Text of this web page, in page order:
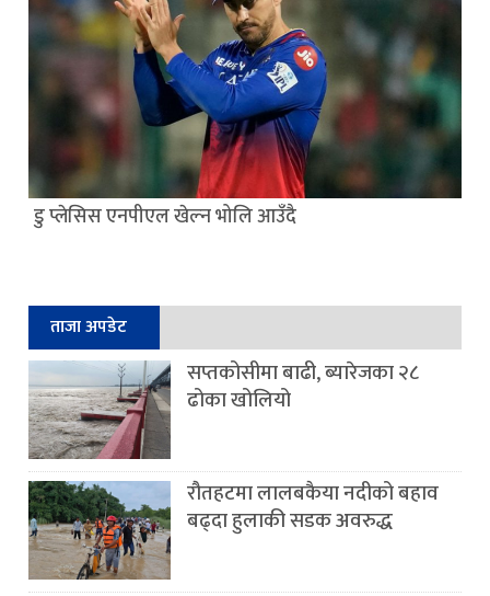
डु प्लेसिस एनपीएल खेल्न भोलि आउँदै
ताजा अपडेट
सप्तकोसीमा बाढी, ब्यारेजका २८
ढोका खोलियो
रौतहटमा लालबकैया नदीको बहाव
बढ्दा हुलाकी सडक अवरुद्ध